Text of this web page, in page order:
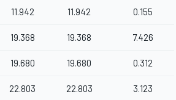
11.942 11.942 0.155
19.368 19.368 7.426
19.680 19.680 0.312
22.803 22.803 3.123